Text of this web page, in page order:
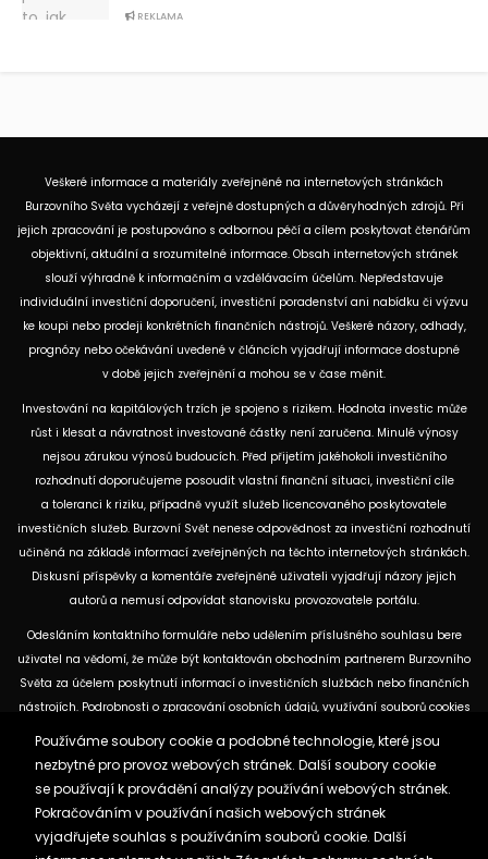
REKLAMA
Veškeré informace a materiály zveřejněné na internetových stránkách
Burzovního Světa vycházejí z veřejně dostupných a důvěryhodných zdrojů. Při
jejich zpracování je postupováno s odbornou péčí a cílem poskytovat čtenářům
objektivní, aktuální a srozumitelné informace. Obsah internetových stránek
slouží výhradně k informačním a vzdělávacím účelům. Nepředstavuje
individuální investiční doporučení, investiční poradenství ani nabídku či výzvu
ke koupi nebo prodeji konkrétních finančních nástrojů. Veškeré názory, odhady,
prognózy nebo očekávání uvedené v článcích vyjadřují informace dostupné
v době jejich zveřejnění a mohou se v čase měnit.
Investování na kapitálových trzích je spojeno s rizikem. Hodnota investic může
růst i klesat a návratnost investované částky není zaručena. Minulé výnosy
nejsou zárukou výnosů budoucích. Před přijetím jakéhokoli investičního
rozhodnutí doporučujeme posoudit vlastní finanční situaci, investiční cíle
a toleranci k riziku, případně využít služeb licencovaného poskytovatele
investičních služeb. Burzovní Svět nenese odpovědnost za investiční rozhodnutí
učiněná na základě informací zveřejněných na těchto internetových stránkách.
Diskusní příspěvky a komentáře zveřejněné uživateli vyjadřují názory jejich
autorů a nemusí odpovídat stanovisku provozovatele portálu.
Odesláním kontaktního formuláře nebo udělením příslušného souhlasu bere
uživatel na vědomí, že může být kontaktován obchodním partnerem Burzovního
Světa za účelem poskytnutí informací o investičních službách nebo finančních
nástrojích. Podrobnosti o zpracování osobních údajů, využívání souborů cookies
dostupných na těchto internetových stránkách. U jednotlivých článků mohou
být uvedeny informace o použitých zdrojích, datu původní analýzy nebo datu,
ke kterému se vztahují uvedené tržní údaje.
Používáme soubory cookie a podobné technologie, které jsou
nezbytné pro provoz webových stránek. Další soubory cookie
se používají k provádění analýzy používání webových stránek.
Pokračováním v používání našich webových stránek
vyjadřujete souhlas s používáním souborů cookie. Další